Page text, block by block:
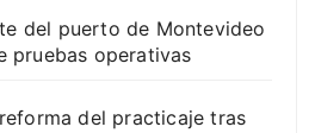
del puerto de Montevideo
pruebas operativas
del practicaje tras